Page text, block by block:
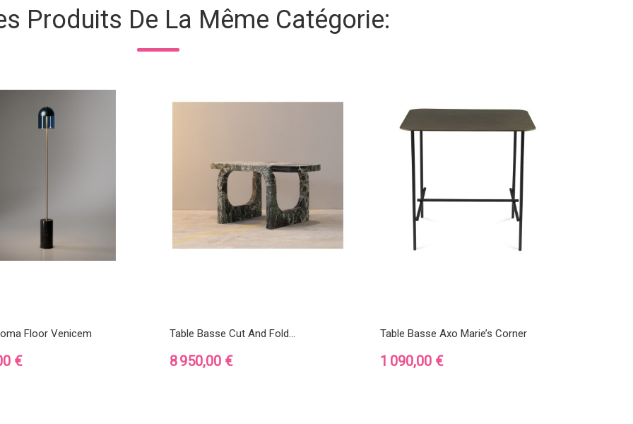
Produits De La Même Catégorie:
Floor Venicem
€
Table Basse Cut And Fold...
Prix
8 950,00 €
Table Basse Axo Marie’s Corner
Prix
1 090,00 €